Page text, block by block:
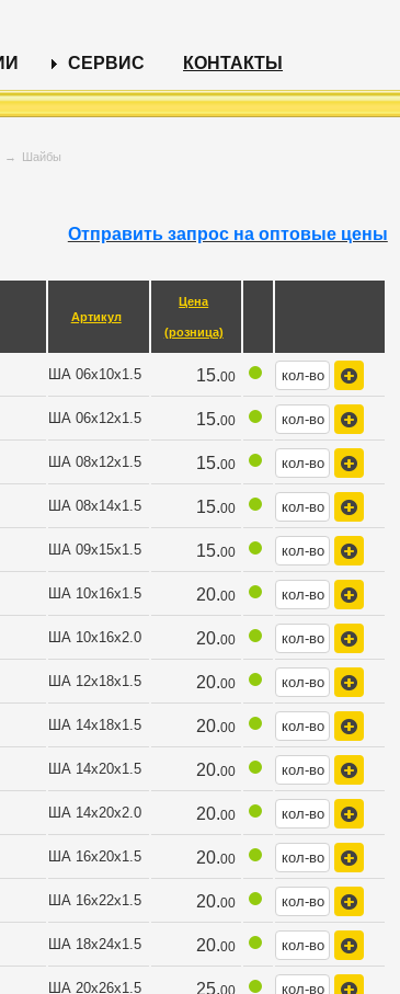
СЕРВИС КОНТАКТЫ
→ Шайбы
Отправить запрос на оптовые цены
Артикул
Цена
(розница)
ША 06х10х1.5 15.00
ША 06х12х1.5 15.00
ША 08х12х1.5 15.00
ША 08х14х1.5 15.00
ША 09х15х1.5 15.00
ША 10х16х1.5 20.00
ША 10х16х2.0 20.00
ША 12х18х1.5 20.00
ША 14х18х1.5 20.00
ША 14х20х1.5 20.00
ША 14х20х2.0 20.00
ША 16х20х1.5 20.00
ША 16х22х1.5 20.00
ША 18х24х1.5 20.00
ША 20х26х1.5 25.00